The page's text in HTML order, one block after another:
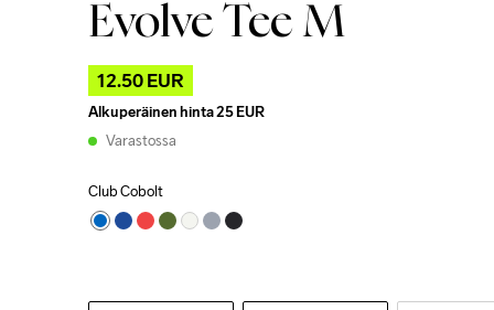
Evolve Tee M
12.50 EUR
Alkuperäinen hinta25 EUR
Varastossa
Club Cobolt